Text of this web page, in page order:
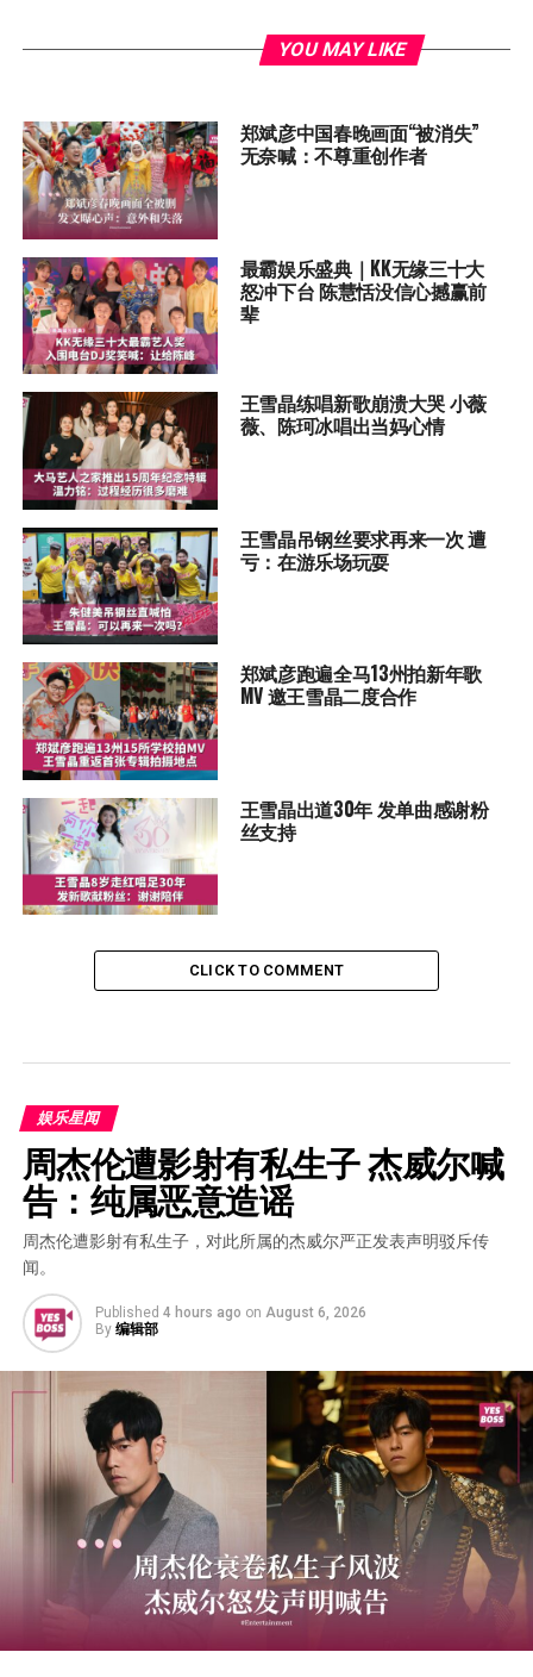
YOU MAY LIKE
郑斌彦中国春晚画面“被消失”
无奈喊：不尊重创作者
最霸娱乐盛典｜KK无缘三十大
怒冲下台 陈慧恬没信心撼赢前
辈
王雪晶练唱新歌崩溃大哭 小薇
薇、陈珂冰唱出当妈心情
王雪晶吊钢丝要求再来一次 遭
亏：在游乐场玩耍
郑斌彦跑遍全马13州拍新年歌
MV 邀王雪晶二度合作
王雪晶出道30年 发单曲感谢粉
丝支持
CLICK TO COMMENT
娱乐星闻
周杰伦遭影射有私生子 杰威尔喊
告：纯属恶意造谣
周杰伦遭影射有私生子，对此所属的杰威尔严正发表声明驳斥传
闻。
Published 4 hours ago on August 6, 2026
By 编辑部